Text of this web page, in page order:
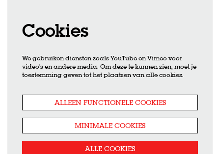
Cookies
We gebruiken diensten zoals YouTube en Vimeo voor
video's en andere media. Om deze te kunnen zien, moet je
toestemming geven tot het plaatsen van alle cookies.
ALLEEN FUNCTIONELE COOKIES
MINIMALE COOKIES
ALLE COOKIES